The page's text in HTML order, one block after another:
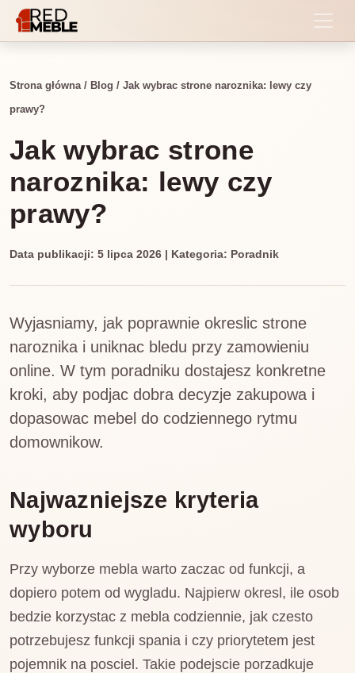
Strona główna/ Blog / Jak wybrac strone naroznika: lewy czy
prawy?
Jak wybrac strone
naroznika: lewy czy
prawy?
Data publikacji: 5 lipca 2026 | Kategoria: Poradnik
Wyjasniamy, jak poprawnie okreslic strone
naroznika i uniknac bledu przy zamowieniu
online. W tym poradniku dostajesz konkretne
kroki, aby podjac dobra decyzje zakupowa i
dopasowac mebel do codziennego rytmu
domownikow.
Najwazniejsze kryteria
wyboru
Przy wyborze mebla warto zaczac od funkcji, a
dopiero potem od wygladu. Najpierw okresl, ile osob
bedzie korzystac z mebla codziennie, jak czesto
potrzebujesz funkcji spania i czy priorytetem jest
pojemnik na posciel. Takie podejscie porzadkuje